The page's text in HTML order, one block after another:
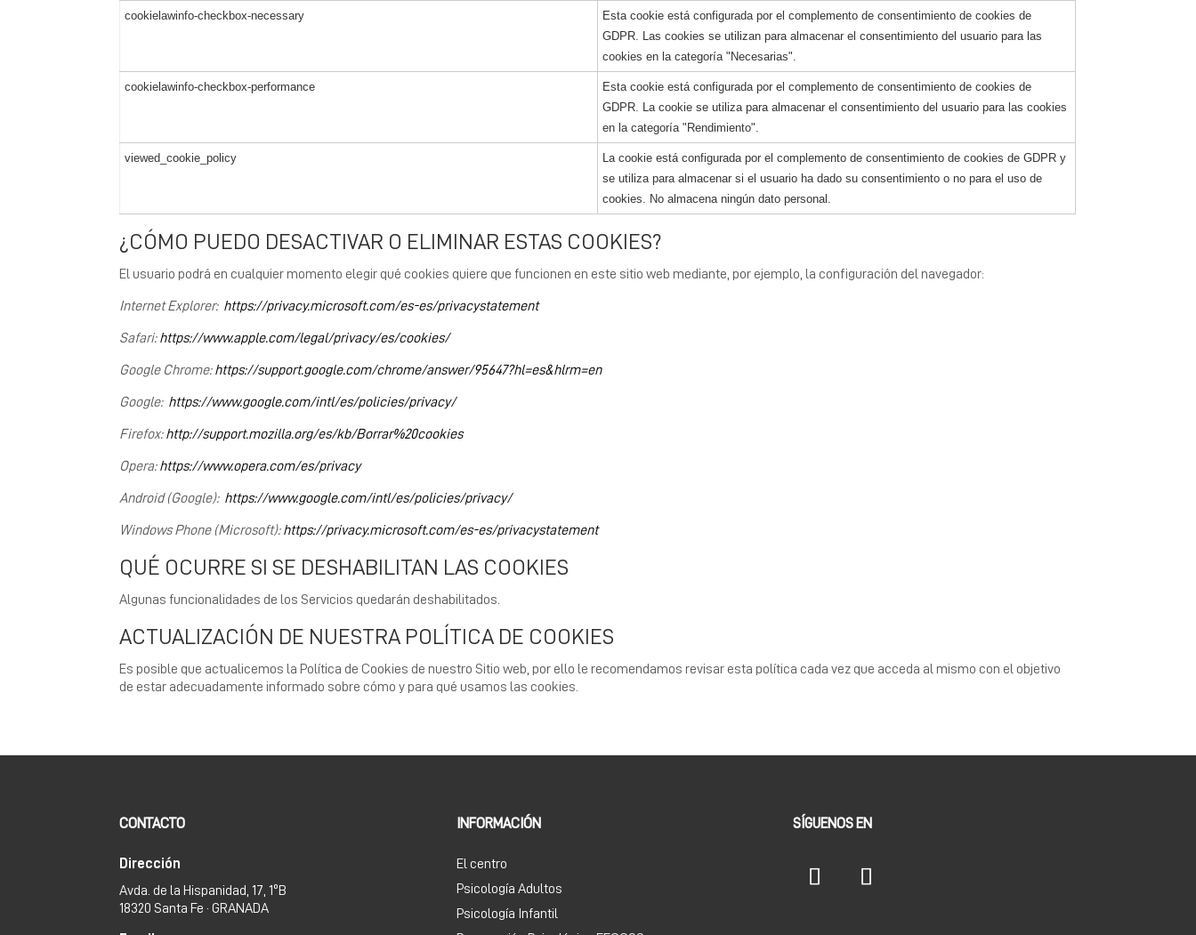
cookielawinfo-checkbox-necessary
Esta cookie está configurada por el complemento de consentimiento de cookies de
GDPR. Las cookies se utilizan para almacenar el consentimiento del usuario para las
cookies en la categoría "Necesarias".
cookielawinfo-checkbox-performance
Esta cookie está configurada por el complemento de consentimiento de cookies de
GDPR. La cookie se utiliza para almacenar el consentimiento del usuario para las cookies
en la categoría "Rendimiento".
viewed_cookie_policy
La cookie está configurada por el complemento de consentimiento de cookies de GDPR y
se utiliza para almacenar si el usuario ha dado su consentimiento o no para el uso de
cookies.
No almacena ningún dato personal.
¿CÓMO PUEDO DESACTIVAR O ELIMINAR ESTAS COOKIES?
El usuario podrá en cualquier momento elegir qué cookies quiere que funcionen en este sitio web mediante, por ejemplo, la configuración del navegador:
Internet Explorer: https://privacy.microsoft.com/es-es/privacystatement
Safari:https://www.apple.com/legal/privacy/es/cookies/
Google Chrome:https://support.google.com/chrome/answer/95647?hl=es&hlrm=en
Google: https://www.google.com/intl/es/policies/privacy/
Firefox:http://support.mozilla.org/es/kb/Borrar%20cookies
Opera:https://www.opera.com/es/privacy
Android (Google): https://www.google.com/intl/es/policies/privacy/
Windows Phone (Microsoft):https://privacy.microsoft.com/es-es/privacystatement
QUÉ OCURRE SI SE DESHABILITAN LAS COOKIES
Algunas funcionalidades de los Servicios quedarán deshabilitados.
ACTUALIZACIÓN DE NUESTRA POLÍTICA DE COOKIES
Es posible que actualicemos la Política de Cookies de nuestro Sitio web, por ello le recomendamos revisar esta política cada vez que acceda al mismo con el objetivo
de estar adecuadamente informado sobre cómo y para qué usamos las cookies.
CONTACTO
Dirección
Avda. de la Hispanidad, 17, 1ºB
18320 Santa Fe · GRANADA
INFORMACIÓN
El centro
Psicología Adultos
Psicología Infantil
SÍGUENOS EN